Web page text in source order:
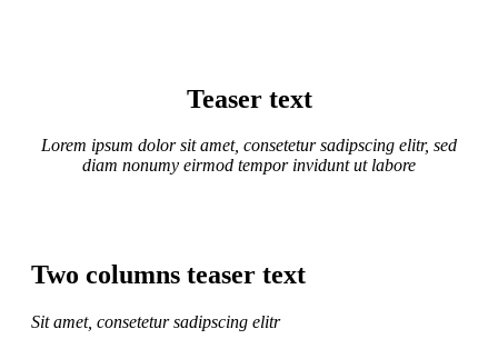
Teaser text
Lorem ipsum dolor sit amet, consetetur sadipscing elitr, sed
diam nonumy eirmod tempor invidunt ut labore
Two columns teaser text
Sit amet, consetetur sadipscing elitr